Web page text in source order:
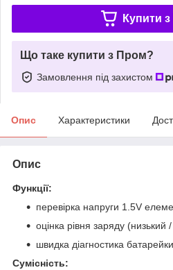
Купити з
Що таке купити з Пром?
Замовлення під захистом
Опис Характеристики
Опис
Функції:
перевірка напруги 1.5V
оцінка рівня заряду
швидка діагностика батарейки
Сумісність: